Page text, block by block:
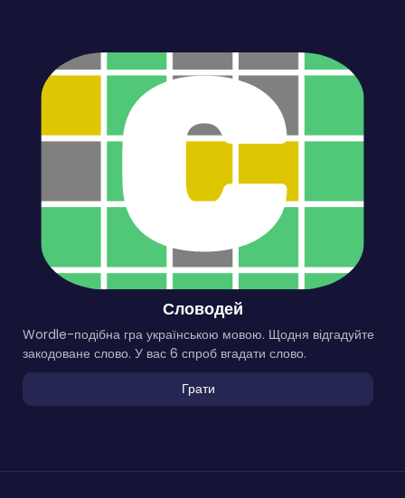
Словодей
Wordle-подібна гра українською мовою. Щодня відгадуйте
закодоване слово. У вас 6 спроб вгадати слово.
Грати